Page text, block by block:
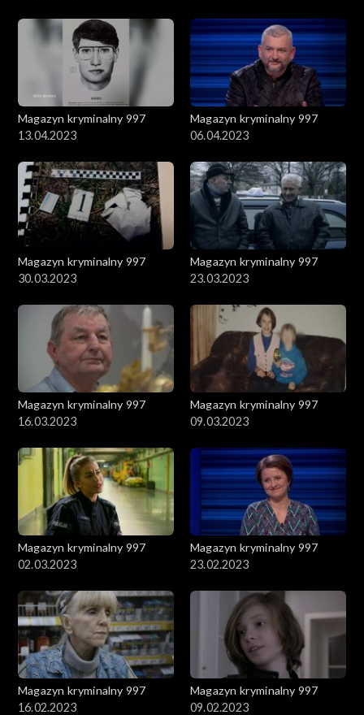
Magazyn kryminalny 997
13.04.2023
Magazyn kryminalny 997
06.04.2023
Magazyn kryminalny 997
30.03.2023
Magazyn kryminalny 997
23.03.2023
Magazyn kryminalny 997
16.03.2023
Magazyn kryminalny 997
09.03.2023
Magazyn kryminalny 997
02.03.2023
Magazyn kryminalny 997
23.02.2023
Magazyn kryminalny 997
16.02.2023
Magazyn kryminalny 997
09.02.2023